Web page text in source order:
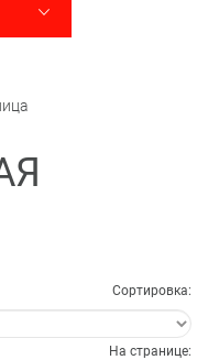
Сортировка:
На странице: